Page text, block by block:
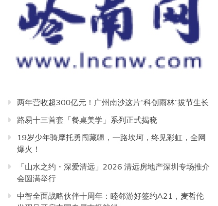
两年营收超300亿元！广州南沙这片“科创雨林”拔节生长
路易十三首套「餐桌美学」系列正式揭晓
19岁少年骑摩托勇闯藏疆，一路坎坷，终见彩虹，全网
爆火！
「山水之约・深爱清远」2026 清远房地产深圳专场推介
会圆满举行
中智全面战略伙伴十周年：睦邻游好签约A21，麦哲伦